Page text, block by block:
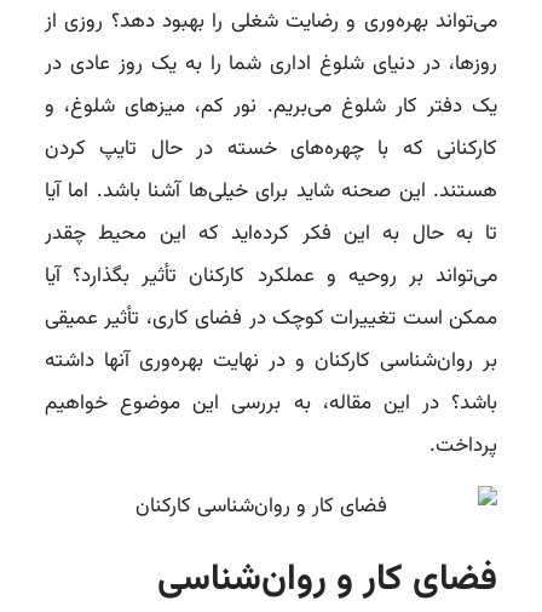
می‌تواند بهره‌وری و رضایت شغلی را بهبود دهد؟ روزی از
روزها، در دنیای شلوغ اداری شما را به یک روز عادی در
یک دفتر کار شلوغ می‌بریم. نور کم، میزهای شلوغ، و
کارکنانی که با چهره‌های خسته در حال تایپ کردن
هستند. این صحنه شاید برای خیلی‌ها آشنا باشد. اما آیا
تا به حال به این فکر کرده‌اید که این محیط چقدر
می‌تواند بر روحیه و عملکرد کارکنان تأثیر بگذارد؟ آیا
ممکن است تغییرات کوچک در فضای کاری، تأثیر عمیقی
بر روان‌شناسی کارکنان و در نهایت بهره‌وری آنها داشته
باشد؟ در این مقاله، به بررسی این موضوع خواهیم
پرداخت.
فضای کار و روان‌شناسی